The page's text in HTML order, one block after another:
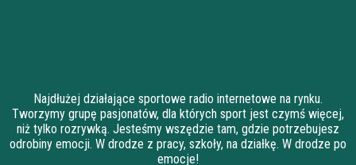
Najdłużej działające sportowe radio internetowe na rynku.
Tworzymy grupę pasjonatów, dla których sport jest czymś więcej,
niż tylko rozrywką. Jesteśmy wszędzie tam, gdzie potrzebujesz
odrobiny emocji. W drodze z pracy, szkoły, na działkę. W drodze po
emocje!